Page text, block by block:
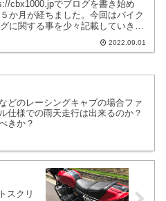
cbx1000.jpでブログを書き始め
か月が経ちました。今回はバイク
に関する事を少々記載していきた
てみたいなと思う方の参考になれば
2022.09.01
どのレーシングキャブの場合ファ
仕様での雨天走行は出来るのか？
きか？
スクリ